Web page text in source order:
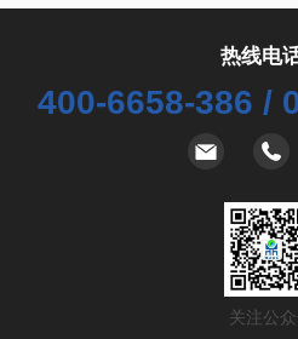
热线电
400-6658-386 /
关注公